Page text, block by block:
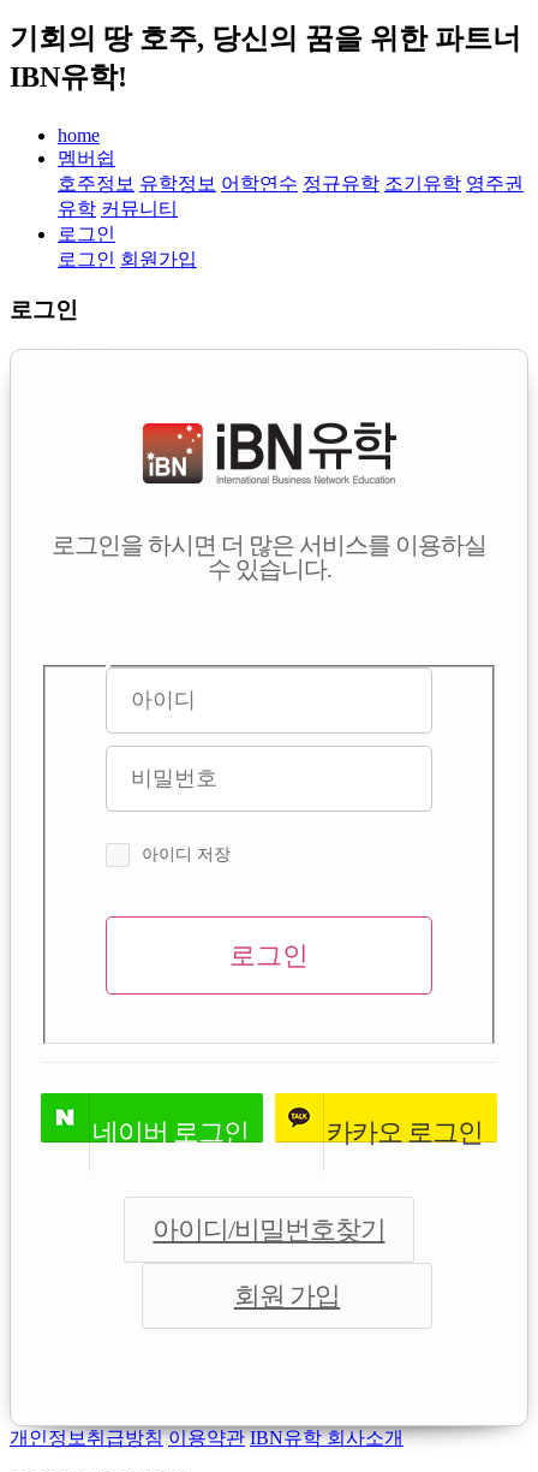
기회의 땅 호주, 당신의 꿈을 위한 파트너
IBN유학!
home
멤버쉽
호주정보 유학정보 어학연수 정규유학 조기유학 영주권
유학 커뮤니티
로그인
로그인 회원가입
로그인
로그인을 하시면 더 많은 서비스를 이용하실
수 있습니다.
아이디 저장
네이버 로그인 카카오로그인
아이디/비밀번호찾기
회원 가입
개인정보취급방침 이용약관 IBN유학 회사소개